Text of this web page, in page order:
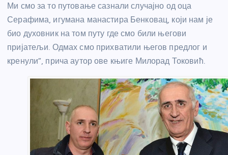
Ми смо за то путовање сазнали случајно од оца
Серафима, игумана манастира Бенковац, који нам је
био духовник на том путу где смо били његови
пријатељи. Одмах смо прихватили његов предлог и
кренули”, прича аутор ове књиге Милорад Токовић.